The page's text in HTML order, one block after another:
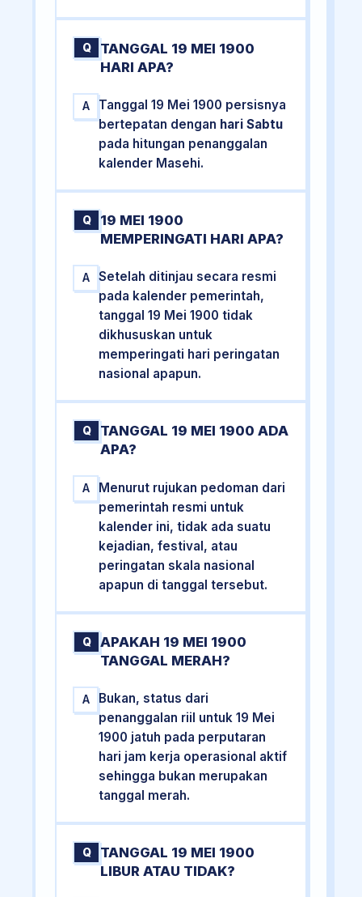
Q
TANGGAL 19 MEI 1900
HARI APA?
A
Tanggal 19 Mei 1900 persisnya
bertepatan dengan hari Sabtu
pada hitungan penanggalan
kalender Masehi.
Q
19 MEI 1900
MEMPERINGATI HARI APA?
A
Setelah ditinjau secara resmi
pada kalender pemerintah,
tanggal 19 Mei 1900 tidak
dikhususkan untuk
memperingati hari peringatan
nasional apapun.
Q
TANGGAL 19 MEI 1900 ADA
APA?
A
Menurut rujukan pedoman dari
pemerintah resmi untuk
kalender ini, tidak ada suatu
kejadian, festival, atau
peringatan skala nasional
apapun di tanggal tersebut.
Q
APAKAH 19 MEI 1900
TANGGAL MERAH?
A
Bukan, status dari
penanggalan riil untuk 19 Mei
1900 jatuh pada perputaran
hari jam kerja operasional aktif
sehingga bukan merupakan
tanggal merah.
Q
TANGGAL 19 MEI 1900
LIBUR ATAU TIDAK?